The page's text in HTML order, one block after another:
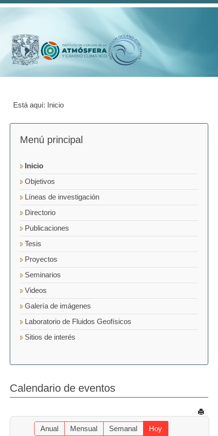
Está aquí: Inicio
Menú principal
Inicio
Objetivos
Líneas de investigación
Directorio
Publicaciones
Tesis
Proyectos
Seminarios
Videos
Galería de imágenes
Laboratorio de Fluidos Geofísicos
Sitios de interés
Calendario de eventos
Anual Mensual Semanal Hoy